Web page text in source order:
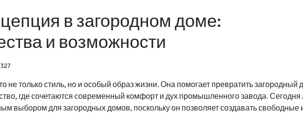
в загородном доме:
и возможности
не только стиль, но и особый образ жизни. Она помогает превратить загородный
где сочетаются современный комфорт и дух промышленного завода.
выбором для загородных домов, поскольку он позволяет создавать свободные